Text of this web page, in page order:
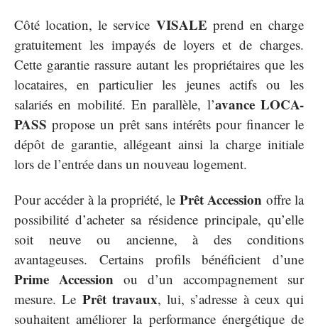
Côté location, le service VISALE prend en charge
gratuitement les impayés de loyers et de charges.
Cette garantie rassure autant les propriétaires que les
locataires, en particulier les jeunes actifs ou les
salariés en mobilité. En parallèle, l’avance LOCA-
PASS propose un prêt sans intérêts pour financer le
dépôt de garantie, allégeant ainsi la charge initiale
lors de l’entrée dans un nouveau logement.
Pour accéder à la propriété, le Prêt Accession offre la
possibilité d’acheter sa résidence principale, qu’elle
soit neuve ou ancienne, à des conditions
avantageuses. Certains profils bénéficient d’une
Prime Accession ou d’un accompagnement sur
mesure. Le Prêt travaux, lui, s’adresse à ceux qui
souhaitent améliorer la performance énergétique de